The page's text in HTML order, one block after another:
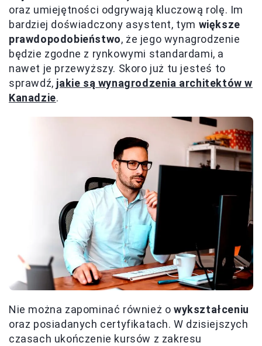
oraz umiejętności odgrywają kluczową rolę. Im
bardziej doświadczony asystent, tym większe
prawdopodobieństwo, że jego wynagrodzenie
będzie zgodne z rynkowymi standardami, a
nawet je przewyższy. Skoro już tu jesteś to
sprawdź, jakie są wynagrodzenia architektów w
Kanadzie.
Nie można zapominać również o wykształceniu
oraz posiadanych certyfikatach. W dzisiejszych
czasach ukończenie kursów z zakresu